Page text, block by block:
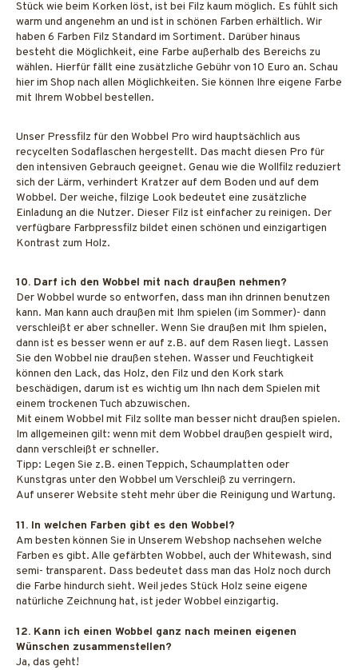
Stück wie beim Korken löst, ist bei Filz kaum möglich. Es fühlt sich
warm und angenehm an und ist in schönen Farben erhältlich. Wir
haben 6 Farben Filz Standard im Sortiment. Darüber hinaus
besteht die Möglichkeit, eine Farbe außerhalb des Bereichs zu
wählen. Hierfür fällt eine zusätzliche Gebühr von 10 Euro an. Schau
hier im Shop nach allen Möglichkeiten. Sie können Ihre eigene Farbe
mit Ihrem Wobbel bestellen.
Unser Pressfilz für den Wobbel Pro wird hauptsächlich aus
recycelten Sodaflaschen hergestellt. Das macht diesen Pro für
den intensiven Gebrauch geeignet. Genau wie die Wollfilz reduziert
sich der Lärm, verhindert Kratzer auf dem Boden und auf dem
Wobbel. Der weiche, filzige Look bedeutet eine zusätzliche
Einladung an die Nutzer. Dieser Filz ist einfacher zu reinigen. Der
verfügbare Farbpressfilz bildet einen schönen und einzigartigen
Kontrast zum Holz.
10. Darf ich den Wobbel mit nach draußen nehmen?
Der Wobbel wurde so entworfen, dass man ihn drinnen benutzen
kann. Man kann auch draußen mit Ihm spielen (im Sommer)- dann
verschleißt er aber schneller. Wenn Sie draußen mit Ihm spielen,
dann ist es besser wenn er auf z.B. auf dem Rasen liegt. Lassen
Sie den Wobbel nie draußen stehen. Wasser und Feuchtigkeit
können den Lack, das Holz, den Filz und den Kork stark
beschädigen, darum ist es wichtig um Ihn nach dem Spielen mit
einem trockenen Tuch abzuwischen.
Mit einem Wobbel mit Filz sollte man besser nicht draußen spielen.
Im allgemeinen gilt: wenn mit dem Wobbel draußen gespielt wird,
dann verschleißt er schneller.
Tipp: Legen Sie z.B. einen Teppich, Schaumplatten oder
Kunstgras unter den Wobbel um Verschleiß zu verringern.
Auf unserer Website steht mehr über die Reinigung und Wartung.
11. In welchen Farben gibt es den Wobbel?
Am besten können Sie in Unserem Webshop nachsehen welche
Farben es gibt. Alle gefärbten Wobbel, auch der Whitewash, sind
semi- transparent. Dass bedeutet dass man das Holz noch durch
die Farbe hindurch sieht. Weil jedes Stück Holz seine eigene
natürliche Zeichnung hat, ist jeder Wobbel einzigartig.
12. Kann ich einen Wobbel ganz nach meinen eigenen
Wünschen zusammenstellen?
Ja, das geht!